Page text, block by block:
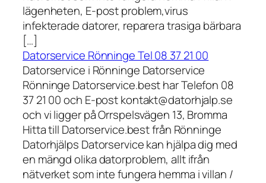
lägenheten, E-post problem,virus
infekterade datorer, reparera trasiga bärbara
[…]
Datorservice Rönninge Tel 08 37 21 00
Datorservice i Rönninge Datorservice
Rönninge Datorservice.best har Telefon 08
37 21 00 och E-post kontakt@datorhjalp.se
och vi ligger på Orrspelsvägen 13, Bromma
Hitta till Datorservice.best från Rönninge
Datorhjälps Datorservice kan hjälpa dig med
en mängd olika datorproblem, allt ifrån
nätverket som inte fungera hemma i villan /